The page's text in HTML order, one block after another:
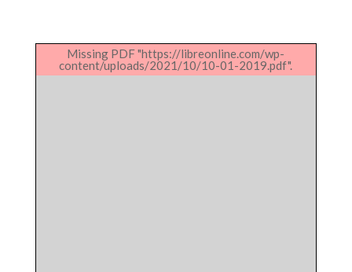
Missing PDF "https://libreonline.com/wp-
content/uploads/2021/10/10-01-2019.pdf".